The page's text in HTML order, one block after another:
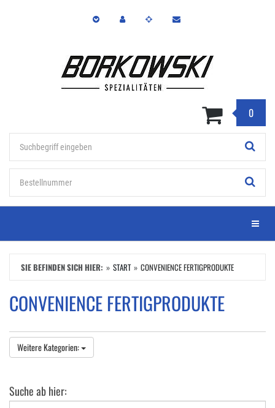
0
Menü
SIE BEFINDEN SICH HIER: START CONVENIENCE FERTIGPRODUKTE
CONVENIENCE FERTIGPRODUKTE
Weitere Kategorien:
Suche ab hier: